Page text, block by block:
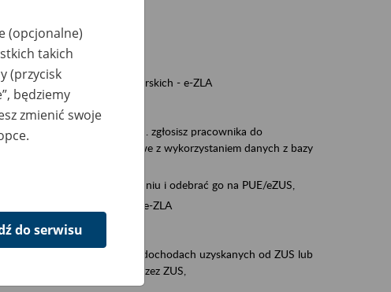
na koncie w ZUS,
konta ubezpieczonego,
zwolnieniach lekarskich - e-ZLA
za pomocą której m.in. zgłosisz pracownika do
dokumenty rozliczeniowe z wykorzystaniem danych z bazy
zaświadczenia o niezaleganiu i odebrać go na PUE/eZUS,
swoich pracowników - e-ZLA
PIT 11A, czyli informacji o dochodach uzyskanych od ZUS lub
obliczenia podatku przez ZUS,
(opcjonalne)
takich
(przycisk
będziemy
zmienić swoje
do serwisu